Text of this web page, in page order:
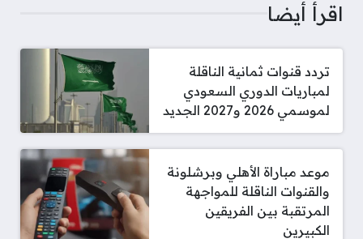
اقرأ أيضا
تردد قنوات ثمانية الناقلة
لمباريات الدوري السعودي
لموسمي 2026 و2027 الجديد
موعد مباراة الأهلي وبرشلونة
والقنوات الناقلة للمواجهة
المرتقبة بين الفريقين
الكبيرين